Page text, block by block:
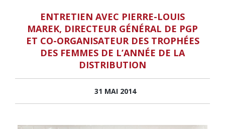
ENTRETIEN AVEC PIERRE-LOUIS
MAREK, DIRECTEUR GÉNÉRAL DE PGP
ET CO-ORGANISATEUR DES TROPHÉES
DES FEMMES DE L’ANNÉE DE LA
DISTRIBUTION
31 MAI 2014